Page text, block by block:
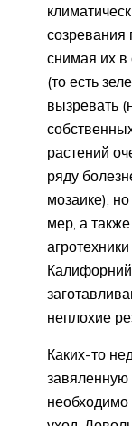
созревания
снимая их в
(то есть
вызревать
растений
ряду
мозаике),
мер, а
неплохие
Каких-то
завяленную